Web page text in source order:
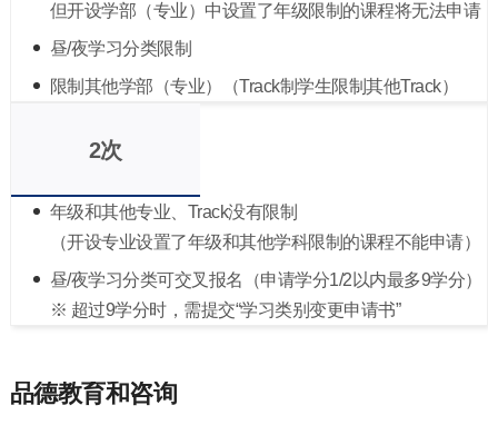
但开设学部（专业）中设置了年级限制的课程将无法申请
昼/夜学习分类限制
限制其他学部（专业）（Track制学生限制其他Track）
2次
年级和其他专业、Track没有限制
（开设专业设置了年级和其他学科限制的课程不能申请）
昼/夜学习分类可交叉报名（申请学分1/2以内最多9学分）
※ 超过9学分时，需提交“学习类别变更申请书”
品德教育和咨询